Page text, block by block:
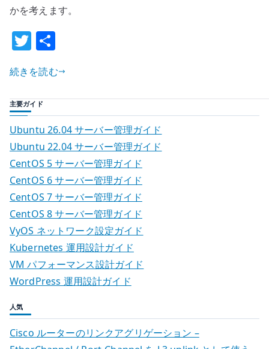
組
を
設
計
構
築
で
分
け
る
違
和
感
界
で
失
わ
れ
かを考えます。
T
w
it
te
r
続きを読む
主要ガイド
Ubuntu 26.04 サーバー管理ガイド
Ubuntu 22.04 サーバー管理ガイド
CentOS 5 サーバー管理ガイド
CentOS 6 サーバー管理ガイド
CentOS 7 サーバー管理ガイド
CentOS 8 サーバー管理ガイド
VyOS ネットワーク設定ガイド
Kubernetes 運用設計ガイド
VM パフォーマンス設計ガイド
WordPress 運用設計ガイド
人気
Cisco ルーターのリンクアグリゲーション –